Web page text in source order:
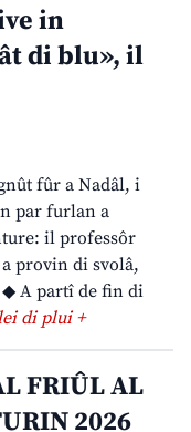
in
di blu», il
fûr a Nadâl, i
par furlan a
il professôr
provin di svolâ,
A partî de fin di
di plui +
FRIÛL AL
2026